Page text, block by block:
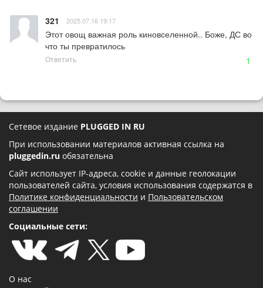
321 2025.07.16 19:17
Этот овощ важная роль киновселенной.. Боже, ДС во
что ты превратилось
Ответить 1
Сетевое издание PLUGGED IN RU
При использовании материалов активная ссылка на
pluggedin.ru обязательна
Сайт использует IP-адреса, cookie и данные геолокации
пользователей сайта, условия использования содержатся в
Политике конфиденциальности и Пользовательском
соглашении
Социальные сети:
О нас